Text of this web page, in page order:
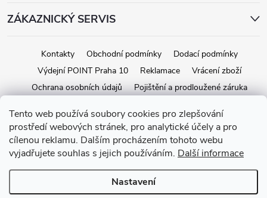
Tento web používá soubory cookies pro zlepšování
prostředí webových stránek, pro analytické účely a pro
cílenou reklamu. Dalším procházením tohoto webu
vyjadřujete souhlas s jejich používáním. Další informace
Nastavení
ZÁKAZNICKÝ SERVIS
Kontakty Obchodní podmínky
Dodací podmínky
Výdejní POINT Praha 10
Reklamace
Vrácení zboží
Ochrana osobních údajů
Pojištění a prodloužené záruka
Vytvořil Shoptet
Copyright 2026iStage.cz. Všechna práva vyhrazena.Upravit nastavení
cookies